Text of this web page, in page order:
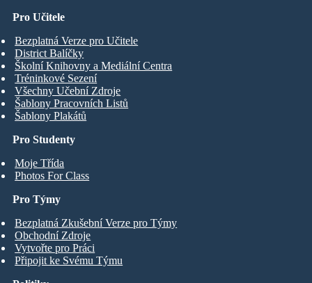
Pro Studenty
Moje Třída
Photos For Class
Pro Učitele
Bezplatná Verze pro Učitele
District Balíčky
Školní Knihovny a Mediální Centra
Tréninkové Sezení
Všechny Učební Zdroje
Šablony Pracovních Listů
Šablony Plakátů
Pro Týmy
Bezplatná Zkušební Verze pro Týmy
Obchodní Zdroje
Vytvořte pro Práci
Připojit ke Svému Týmu